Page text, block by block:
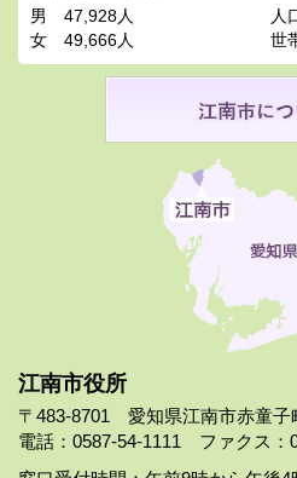
江南市役所
〒483-8701 愛知県江南市赤童子
電話：0587-54-1111 ファクス：
男
47,928人
女
49,666人
人
世